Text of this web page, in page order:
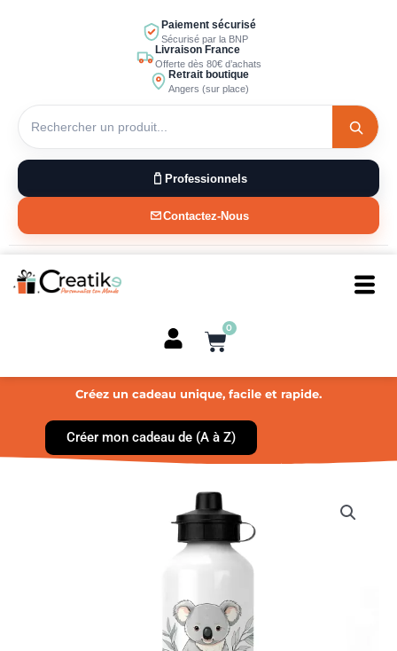
Paiement sécurisé
Sécurisé par la BNP
Livraison France
Offerte dès 80€ d’achats
Retrait boutique
Angers (sur place)
Professionnels
Contactez-Nous
0
Panier
Créez un cadeau unique, facile et rapide.
Créer mon cadeau de (A à Z)
quantité
de
Gourde
Enfant
gris